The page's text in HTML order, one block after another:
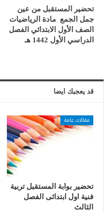
تحضير المستقبل من عين
جمل الجمع مادة الرياضيات
الصف الأول الابتدائي الفصل
الدراسي الأول 1442 هـ
قد يعجبك ايضا
مقالات عامة
تحضير بوابة المستقبل تربية
فنية اول ابتدائى الفصل
الثالث